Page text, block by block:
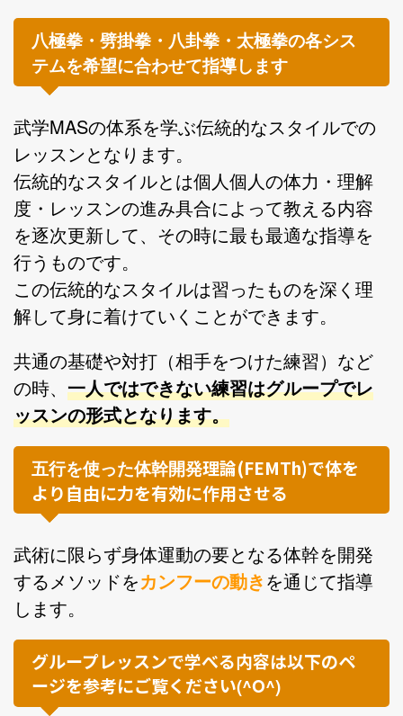
八極拳・劈掛拳・八卦拳・太極拳の各シス
テムを希望に合わせて指導します
武学MASの体系を学ぶ伝統的なスタイルでの
レッスンとなります。
伝統的なスタイルとは個人個人の体力・理解
度・レッスンの進み具合によって教える内容
を逐次更新して、その時に最も最適な指導を
行うものです。
この伝統的なスタイルは習ったものを深く理
解して身に着けていくことができます。
共通の基礎や対打（相手をつけた練習）など
の時、 一人ではできない練習はグループでレ
ッスンの形式となります。
五行を使った体幹開発理論(FEMTh)で体を
より自由に力を有効に作用させる
武術に限らず身体運動の要となる体幹を開発
するメソッドをカンフーの動きを通じて指導
します。
グループレッスンで学べる内容は以下のペ
ージを参考にご覧ください(^O^)